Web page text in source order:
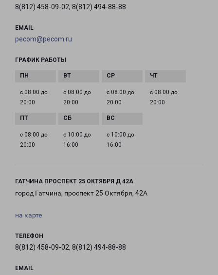
8(812) 458-09-02, 8(812) 494-88-88
EMAIL
pecom@pecom.ru
ГРАФИК РАБОТЫ
с 08:00 до
20:00
с 08:00 до
20:00
с 08:00 до
20:00
с 08:00 до
20:00
с 08:00 до
20:00
с 10:00 до
16:00
с 10:00 до
16:00
ГАТЧИНА ПРОСПЕКТ 25 ОКТЯБРЯ Д 42А
город Гатчина, проспект 25 Октября, 42А
на карте
ТЕЛЕФОН
8(812) 458-09-02, 8(812) 494-88-88
EMAIL